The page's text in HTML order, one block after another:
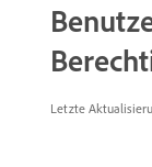
Letzte